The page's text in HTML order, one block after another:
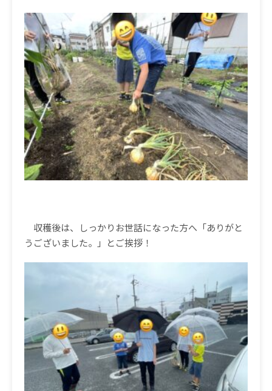
収穫後は、しっかりお世話になった方へ「ありがと
うございました。」とご挨拶！